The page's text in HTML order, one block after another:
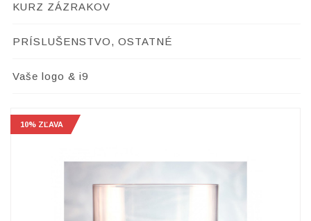
KURZ ZÁZRAKOV
PRÍSLUŠENSTVO, OSTATNÉ
Vaše logo & i9
10% ZĽAVA
10% ZĽAVA